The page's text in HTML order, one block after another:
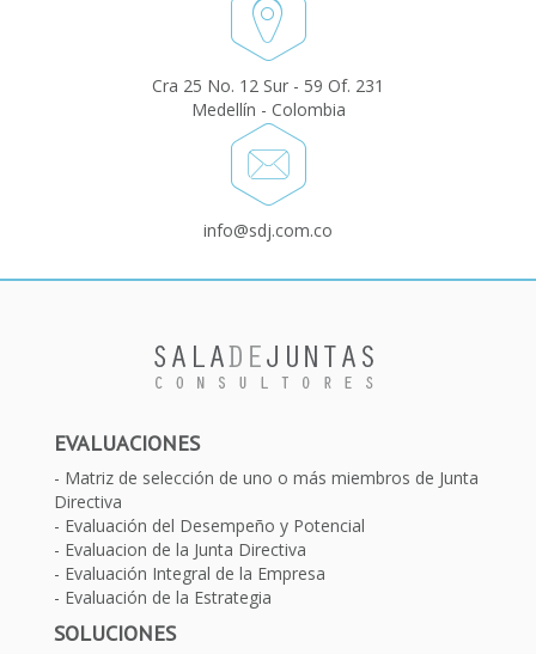
Cra 25 No. 12 Sur - 59 Of. 231
Medellín - Colombia
info@sdj.com.co
EVALUACIONES
Matriz de selección de uno o más miembros de Junta
Directiva
Evaluación del Desempeño y Potencial
Evaluacion de la Junta Directiva
Evaluación Integral de la Empresa
Evaluación de la Estrategia
SOLUCIONES